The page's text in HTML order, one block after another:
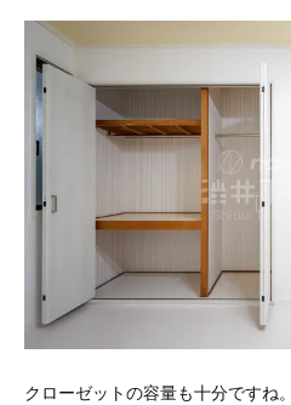
クローゼットの容量も十分ですね。